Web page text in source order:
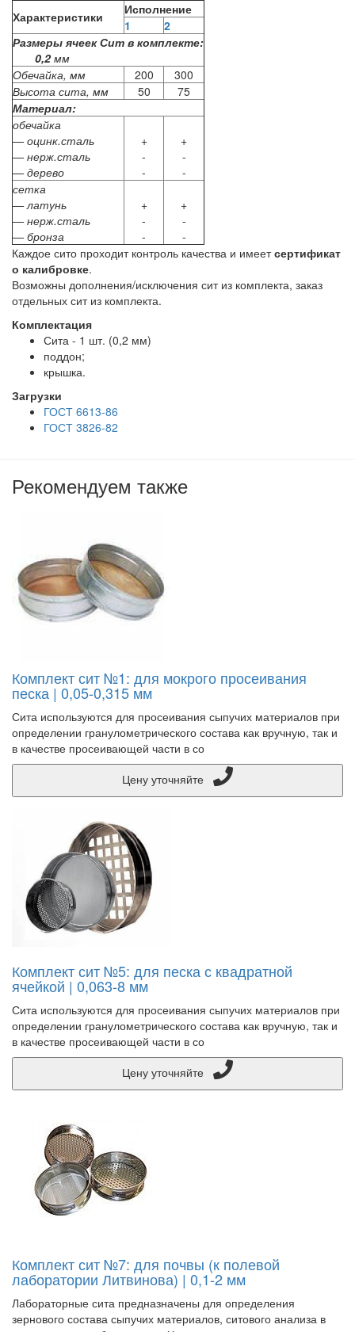
Характеристики
Исполнение
1
2
Размеры ячеек Сит в комплекте:
0,2мм
Обечайка, мм
200
300
Высота сита, мм
50
75
Материал:
обечайка
— оцинк.сталь
— нерж.сталь
— дерево
+
-
-
+
-
-
сетка
— латунь
— нерж.сталь
— бронза
+
-
-
+
-
-
Каждое сито проходит контроль качества и имеетсертификат
о калибровке.
Возможны дополнения/исключения сит из комплекта, заказ
отдельных сит из комплекта.
Комплектация
Сита - 1 шт. (0,2 мм)
поддон;
крышка.
Загрузки
ГОСТ 6613-86
ГОСТ 3826-82
Рекомендуем также
Комплект сит №1: для мокрого просеивания
песка | 0,05-0,315 мм
Сита используются для просеивания сыпучих материалов при
определении гранулометрического состава как вручную, так и
в качестве просеивающей части в со
Комплект сит №5: для песка с квадратной
ячейкой | 0,063-8 мм
Сита используются для просеивания сыпучих материалов при
определении гранулометрического состава как вручную, так и
в качестве просеивающей части в со
Комплект сит №7: для почвы (к полевой
лаборатории Литвинова) | 0,1-2 мм
Лабораторные сита предназначены для определения
зернового состава сыпучих материалов, ситового анализа в